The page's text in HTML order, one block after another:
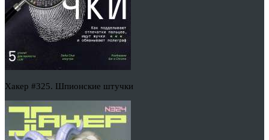
Хакер #325. Шпионские штучки